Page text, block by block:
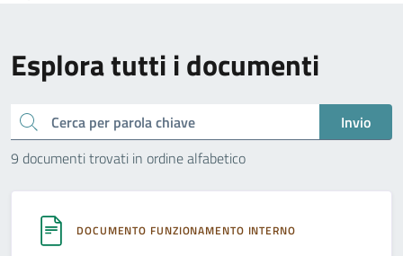
Esplora tutti i documenti
Cerca
Invio
9 documenti trovati in ordine alfabetico
DOCUMENTO FUNZIONAMENTO INTERNO